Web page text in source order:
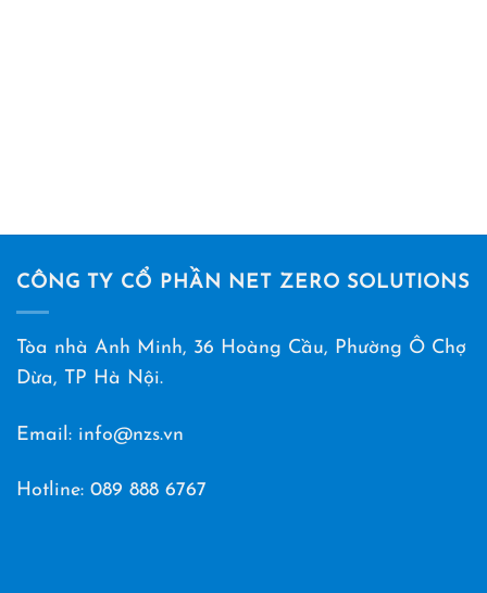
CÔNG TY CỔ PHẦN NET ZERO SOLUTIONS
Tòa nhà Anh Minh, 36 Hoàng Cầu, Phường Ô Chợ
Dừa, TP Hà Nội.
Email: info@nzs.vn
Hotline: 089 888 6767